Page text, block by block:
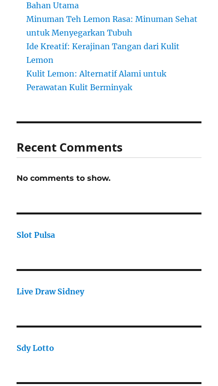
Bahan Utama
Minuman Teh Lemon Rasa: Minuman Sehat
untuk Menyegarkan Tubuh
Ide Kreatif: Kerajinan Tangan dari Kulit
Lemon
Kulit Lemon: Alternatif Alami untuk
Perawatan Kulit Berminyak
Recent Comments
No comments to show.
Slot Pulsa
Live Draw Sidney
Sdy Lotto